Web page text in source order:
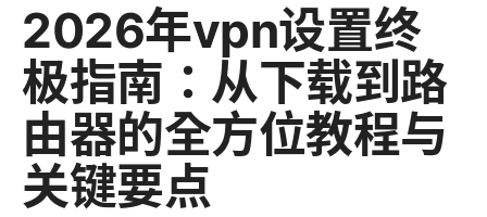
2026年vpn设置终
极指南：从下载到路
由器的全方位教程与
关键要点